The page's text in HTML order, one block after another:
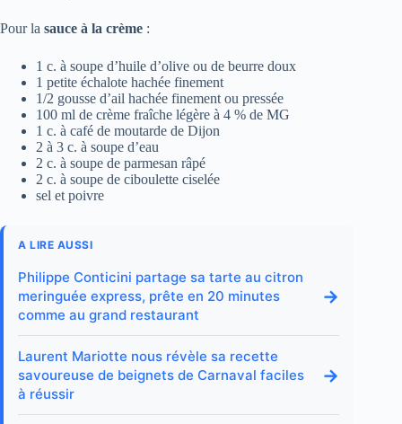
Pour la sauce à la crème :
1 c. à soupe d’huile d’olive ou de beurre doux
1 petite échalote hachée finement
1/2 gousse d’ail hachée finement ou pressée
100 ml de crème fraîche légère à 4 % de MG
1 c. à café de moutarde de Dijon
2 à 3 c. à soupe d’eau
2 c. à soupe de parmesan râpé
2 c. à soupe de ciboulette ciselée
sel et poivre
A LIRE AUSSI
Philippe Conticini partage sa tarte au citron
meringuée express, prête en 20 minutes
comme au grand restaurant
→
Laurent Mariotte nous révèle sa recette
savoureuse de beignets de Carnaval faciles
à réussir
→